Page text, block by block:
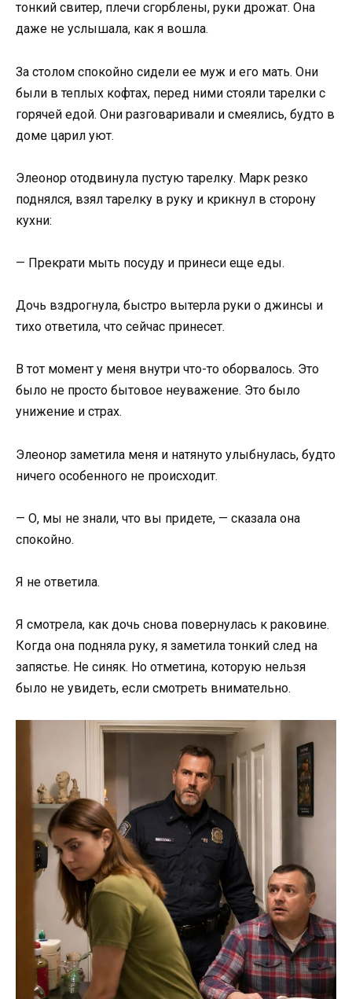
тонкий свитер, плечи сгорблены, руки дрожат. Она
даже не услышала, как я вошла.
За столом спокойно сидели ее муж и его мать. Они
были в теплых кофтах, перед ними стояли тарелки с
горячей едой. Они разговаривали и смеялись, будто в
доме царил уют.
Элеонор отодвинула пустую тарелку. Марк резко
поднялся, взял тарелку в руку и крикнул в сторону
кухни:
— Прекрати мыть посуду и принеси еще еды.
Дочь вздрогнула, быстро вытерла руки о джинсы и
тихо ответила, что сейчас принесет.
В тот момент у меня внутри что-то оборвалось. Это
было не просто бытовое неуважение. Это было
унижение и страх.
Элеонор заметила меня и натянуто улыбнулась, будто
ничего особенного не происходит.
— О, мы не знали, что вы придете, — сказала она
спокойно.
Я не ответила.
Я смотрела, как дочь снова повернулась к раковине.
Когда она подняла руку, я заметила тонкий след на
запястье. Не синяк. Но отметина, которую нельзя
было не увидеть, если смотреть внимательно.